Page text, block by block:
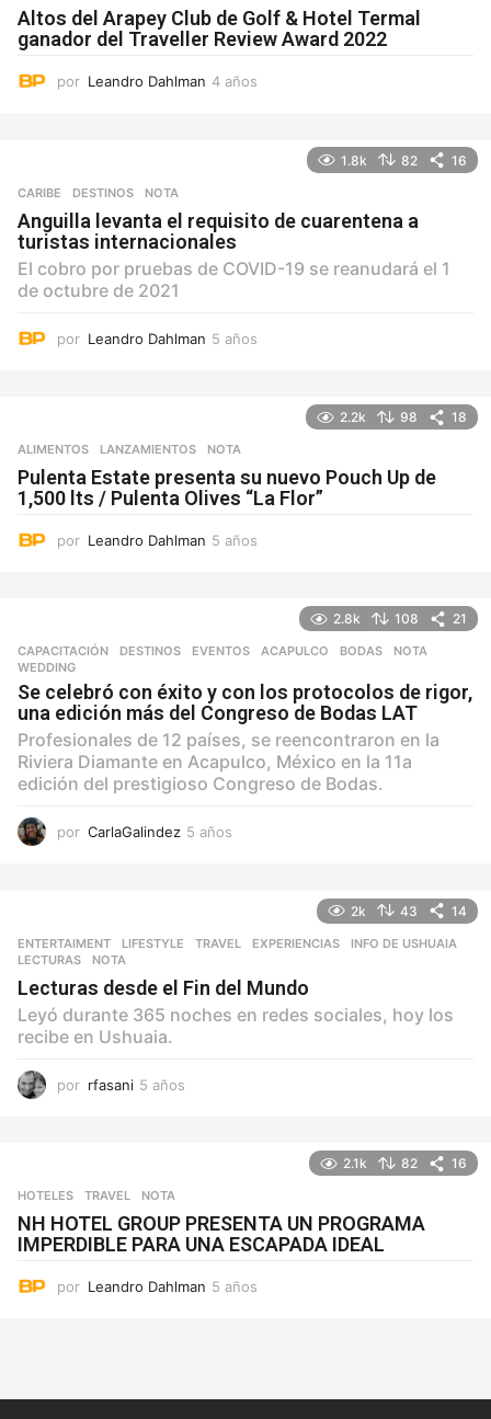
Altos del Arapey Club de Golf & Hotel Termal
ganador del Traveller Review Award 2022
por Leandro Dahlman 4 años
1.8k 82 16
CARIBE ,DESTINOS NOTA
Anguilla levanta el requisito de cuarentena a
turistas internacionales
El cobro por pruebas de COVID-19 se reanudará el 1
de octubre de 2021
por Leandro Dahlman 5 años
2.2k 98 18
ALIMENTOS ,LANZAMIENTOS NOTA
Pulenta Estate presenta su nuevo Pouch Up de
1,500 lts / Pulenta Olives “La Flor”
por Leandro Dahlman 5 años
2.8k 108 21
CAPACITACIÓN ,DESTINOS ,EVENTOS ACAPULCO ,BODAS ,NOTA
WEDDING
Se celebró con éxito y con los protocolos de rigor,
una edición más del Congreso de Bodas LAT
Profesionales de 12 países, se reencontraron en la
Riviera Diamante en Acapulco, México en la 11a
edición del prestigioso Congreso de Bodas.
por CarlaGalindez 5 años
2k 43 14
ENTERTAIMENT ,LIFESTYLE ,TRAVEL EXPERIENCIAS ,INFO DE USHUAIA
LECTURAS
,NOTA
Lecturas desde el Fin del Mundo
Leyó durante 365 noches en redes sociales, hoy los
recibe en Ushuaia.
por rfasani 5 años
2.1k 82 16
HOTELES ,TRAVEL NOTA
NH HOTEL GROUP PRESENTA UN PROGRAMA
IMPERDIBLE PARA UNA ESCAPADA IDEAL
por Leandro Dahlman 5 años